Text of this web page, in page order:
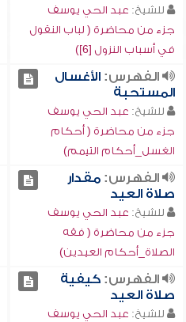
للشيخ: عبد الحي يوسف
جزء من محاضرة ( لباب النقول
في أسباب النزول [6])
الفهرس:الأغسال
المستحبة
للشيخ: عبد الحي يوسف
جزء من محاضرة ( أحكام
الغسل_أحكام التيمم)
الفهرس:مقدار
صلاة العيد
للشيخ: عبد الحي يوسف
جزء من محاضرة ( فقه
الصلاة_أحكام العيدين)
الفهرس:كيفية
صلاة العيد
للشيخ: عبد الحي يوسف